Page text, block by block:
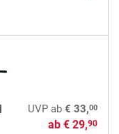
UVPab € 33,00
ab € 29,90